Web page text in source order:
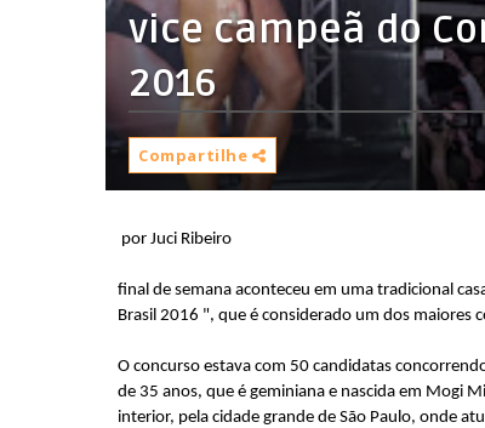
vice campeã do
Compartilhe
por Juci Ribeiro
final de semana aconteceu em uma tradicional
Brasil 2016 ", que é considerado um dos maiores
O concurso estava com 50 candidatas
de 35 anos, que é geminiana e nascida em Mogi
interior, pela cidade grande de São Paulo, onde